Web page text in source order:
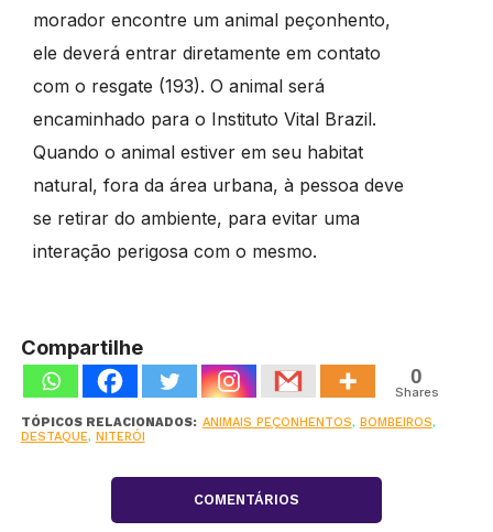
morador encontre um animal peçonhento,
ele deverá entrar diretamente em contato
com o resgate (193). O animal será
encaminhado para o Instituto Vital Brazil.
Quando o animal estiver em seu habitat
natural, fora da área urbana, à pessoa deve
se retirar do ambiente, para evitar uma
interação perigosa com o mesmo.
Compartilhe
0
Shares
TÓPICOS RELACIONADOS: ANIMAIS PEÇONHENTOS, BOMBEIROS,
DESTAQUE, NITERÓI
COMENTÁRIOS